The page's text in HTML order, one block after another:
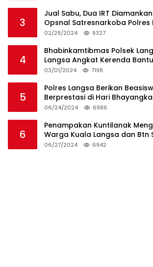
3
Jual Sabu, Dua IRT
Opsnal Satresnarkoba Polres
02/29/2024 9327
4
Bhabinkamtibmas Polsek
Langsa Angkat Kerenda
Pemakaman Warga
03/01/2024 7198
5
Polres Langsa Berikan
Berprestasi di Hari
06/24/2024 6986
6
Penampakan Kuntilanak
Warga Kuala Langsa dan Btn
06/27/2024 6942